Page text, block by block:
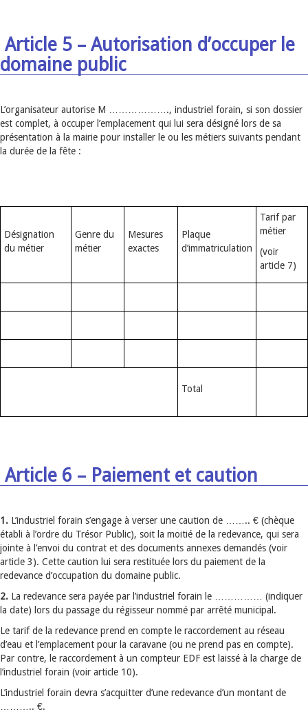
Article 5 – Autorisation d’occuper le
domaine public
L’organisateur autorise M ………………., industriel forain, si son dossier
est complet, à occuper l’emplacement qui lui sera désigné lors de sa
présentation à la mairie pour installer le ou les métiers suivants pendant
la durée de la fête :
Désignation
du métier
Genre du
métier
Mesures
exactes
Plaque
d’immatriculation
Tarif par
métier
(voir
article 7)
Total
Article 6 – Paiement et caution
1. L’industriel forain s’engage à verser une caution de …….. € (chèque
établi à l’ordre du Trésor Public), soit la moitié de la redevance, qui sera
jointe à l’envoi du contrat et des documents annexes demandés (voir
article 3). Cette caution lui sera restituée lors du paiement de la
redevance d’occupation du domaine public.
2. La redevance sera payée par l’industriel forain le …………… (indiquer
la date) lors du passage du régisseur nommé par arrêté municipal.
Le tarif de la redevance prend en compte le raccordement au réseau
d’eau et l’emplacement pour la caravane (ou ne prend pas en compte).
Par contre, le raccordement à un compteur EDF est laissé à la charge de
l’industriel forain (voir article 10).
L’industriel forain devra s’acquitter d’une redevance d’un montant de
……….. €.